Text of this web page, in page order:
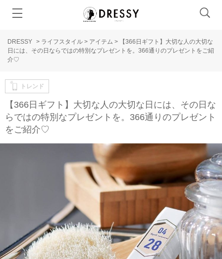
DRESSY > ライフスタイル > アイテム >
【366日ギフト】大切な人の大切な
日には、その日ならではの特別なプレゼントを。366通りのプレゼントをご紹
介♡
トレンド
【366日ギフト】大切な人の大切な日には、その日な
らではの特別なプレゼントを。366通りのプレゼント
をご紹介♡